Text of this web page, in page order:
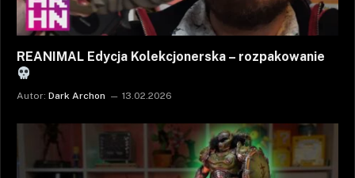
REANIMAL Edycja Kolekcjonerska – rozpakowanie
Autor: Dark Archon 13.02.2026